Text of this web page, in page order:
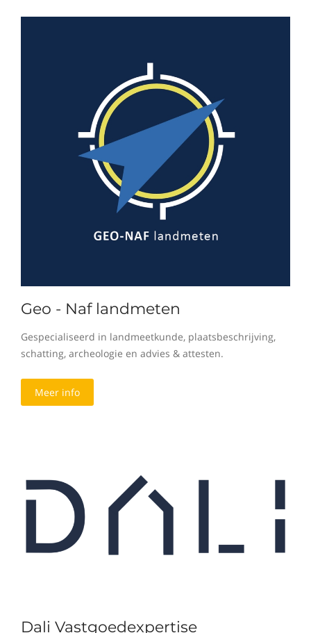
Geo - Naf landmeten
Gespecialiseerd in landmeetkunde, plaatsbeschrijving,
schatting, archeologie en advies & attesten.
Meer info
Dali Vastgoedexpertise